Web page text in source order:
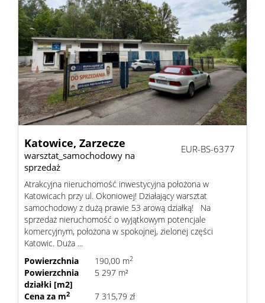
Katowice, Zarzecze
warsztat_samochodowy na
sprzedaż
EUR-BS-6377
Atrakcyjna nieruchomość inwestycyjna położona w
Katowicach przy ul. Okoniowej! Działający warsztat
samochodowy z dużą prawie 53 arową działką! Na
sprzedaż nieruchomość o wyjątkowym potencjale
komercyjnym, położona w spokojnej, zielonej części
Katowic. Duża ...
Powierzchnia
190,00 m2
Powierzchnia
działki [m2]
5 297 m²
Cena za m2 7 315,79 zł